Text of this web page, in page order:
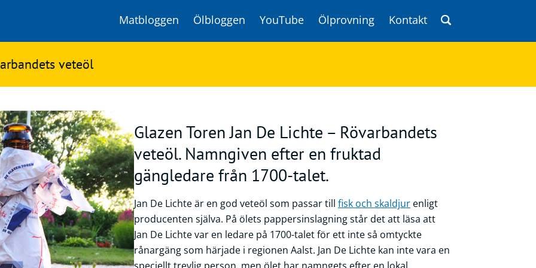
Matbloggen Ölbloggen YouTube Ölprovning
Kontakt
veteöl
Glazen Toren Jan De Lichte – Rövarbandets
veteöl. Namngiven efter en fruktad
gängledare från 1700-talet.
Jan De Lichte är en god veteöl som passar till fisk och skaldjur enligt
producenten själva. På ölets pappersinslagning står det att läsa att
Jan De Lichte var en ledare på 1700-talet för ett inte så omtyckte
rånargäng som härjade i regionen Aalst. Jan De Lichte kan inte vara en